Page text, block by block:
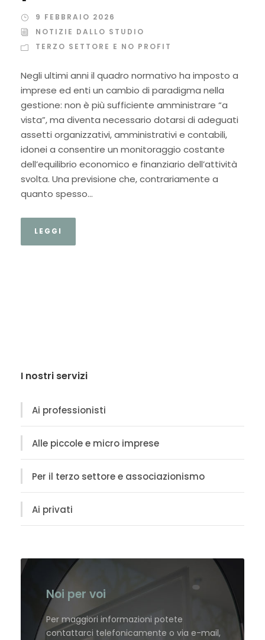
9 FEBBRAIO 2026
NOTIZIE DALLO STUDIO
TERZO SETTORE E NO PROFIT
Negli ultimi anni il quadro normativo ha imposto a
imprese ed enti un cambio di paradigma nella
gestione: non è più sufficiente amministrare “a
vista”, ma diventa necessario dotarsi di adeguati
assetti organizzativi, amministrativi e contabili,
idonei a consentire un monitoraggio costante
dell’equilibrio economico e finanziario dell’attività
svolta. Una previsione che, contrariamente a
quanto spesso...
LEGGI
I nostri servizi
Ai professionisti
Alle piccole e micro imprese
Per il terzo settore e associazionismo
Ai privati
Noi per voi
Per maggiori informazioni potete
contattarci telefonicamente o via e-mail,